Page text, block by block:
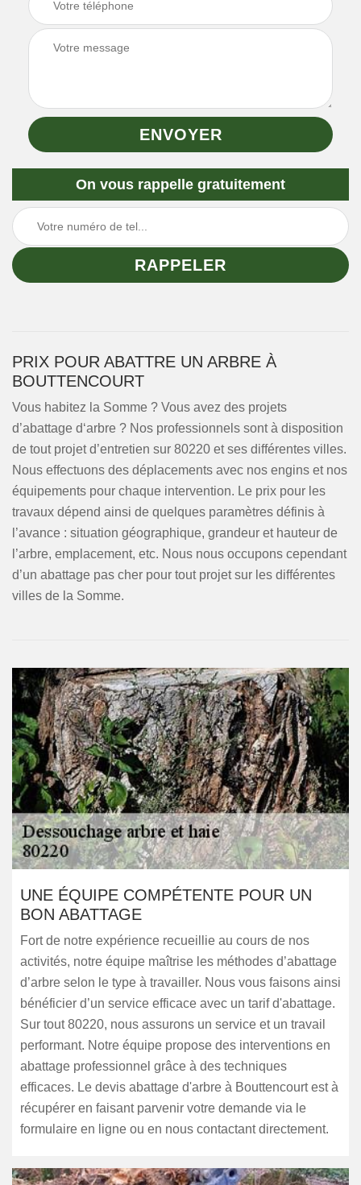
On vous rappelle gratuitement
PRIX POUR ABATTRE UN ARBRE À
BOUTTENCOURT
Vous habitez la Somme ? Vous avez des projets
d’abattage d‘arbre ? Nos professionnels sont à disposition
de tout projet d’entretien sur 80220 et ses différentes villes.
Nous effectuons des déplacements avec nos engins et nos
équipements pour chaque intervention. Le prix pour les
travaux dépend ainsi de quelques paramètres définis à
l’avance : situation géographique, grandeur et hauteur de
l’arbre, emplacement, etc. Nous nous occupons cependant
d’un abattage pas cher pour tout projet sur les différentes
villes de la Somme.
UNE ÉQUIPE COMPÉTENTE POUR UN
BON ABATTAGE
Fort de notre expérience recueillie au cours de nos
activités, notre équipe maîtrise les méthodes d’abattage
d’arbre selon le type à travailler. Nous vous faisons ainsi
bénéficier d’un service efficace avec un tarif d'abattage.
Sur tout 80220, nous assurons un service et un travail
performant. Notre équipe propose des interventions en
abattage professionnel grâce à des techniques
efficaces. Le devis abattage d'arbre à Bouttencourt est à
récupérer en faisant parvenir votre demande via le
formulaire en ligne ou en nous contactant directement.